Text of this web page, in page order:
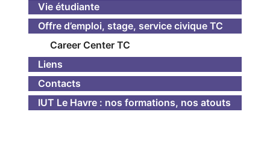
Vie étudiante
Offre d’emploi, stage, service civique TC
Career Center TC
Liens
Contacts
IUT Le Havre : nos formations, nos atouts